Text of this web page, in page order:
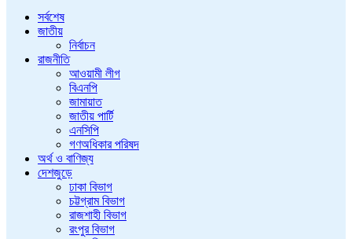
সর্বশেষ
জাতীয়
নির্বাচন
রাজনীতি
আওয়ামী লীগ
বিএনপি
জামায়াত
জাতীয় পার্টি
এনসিপি
গণঅধিকার পরিষদ
অর্থ ও বাণিজ্য
দেশজুড়ে
ঢাকা বিভাগ
চট্টগ্রাম বিভাগ
রাজশাহী বিভাগ
রংপুর বিভাগ